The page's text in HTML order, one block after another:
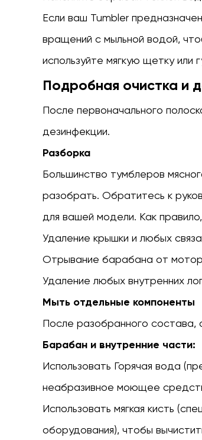
Частота
Если ваш Tumbler
вращений с мыльной водой,
используйте мягкую щетку или
Подробная очистка и
После первоначального
дезинфекции.
Разборка
Большинство тумблеров
разобрать. Обратитесь к
для вашей модели. Как
Удаление крышки и любых
Отрывание барабана от
Удаление любых внутренних
Мыть отдельные компоненты
После разобранного состава,
Барабан и внутренние части:
Использовать Горячая вода
неабразивное моющее
Использовать мягкая кисть
оборудования), чтобы